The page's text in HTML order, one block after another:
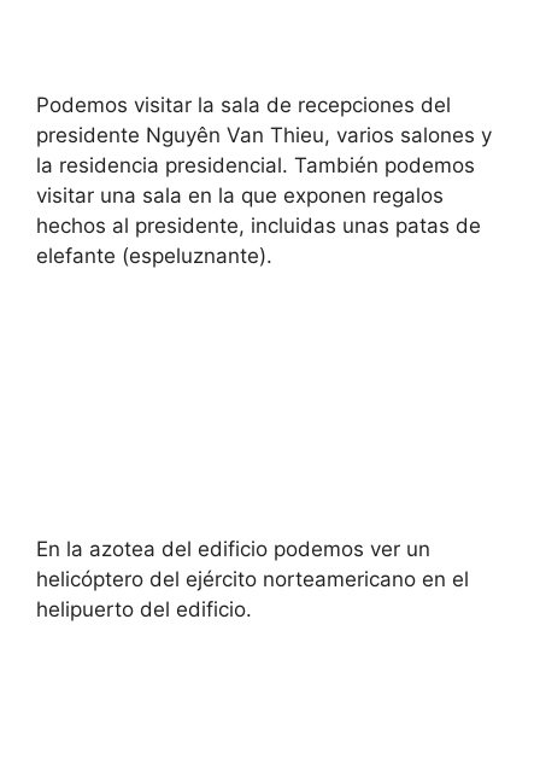
Podemos visitar la sala de recepciones del
presidente Nguyên Van Thieu, varios salones y
la residencia presidencial. También podemos
visitar una sala en la que exponen regalos
hechos al presidente, incluidas unas patas de
elefante (espeluznante).
En la azotea del edificio podemos ver un
helicóptero del ejército norteamericano en el
helipuerto del edificio.